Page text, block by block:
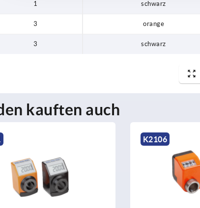
1 schwarz
3 orange
3 schwarz
kauften auch